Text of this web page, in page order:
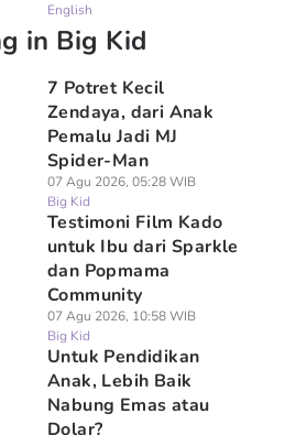
English
in Big Kid
7 Potret Kecil
Zendaya, dari Anak
Pemalu Jadi MJ
Spider-Man
07 Agu 2026, 05:28 WIB
Big Kid
Testimoni Film Kado
untuk Ibu dari Sparkle
dan Popmama
Community
07 Agu 2026, 10:58 WIB
Big Kid
Untuk Pendidikan
Anak, Lebih Baik
Nabung Emas atau
Dolar?